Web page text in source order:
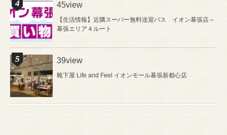
45view
【生活情報】近隣スーパー無料送迎バス イオン幕張店～
幕張エリア４ルート
39view
靴下屋 Life and Feel イオンモール幕張新都心店